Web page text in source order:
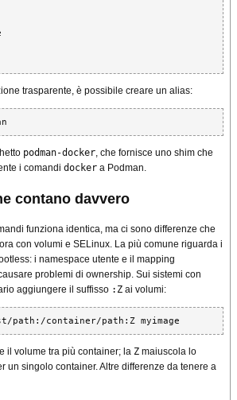
trasparente, è possibile creare un alias:
podman-docker, che fornisce uno shim che
i comandi docker a Podman.
contano davvero
funziona identica, ma ci sono differenze che
con volumi e SELinux. La più comune riguarda i
i namespace utente e il mapping
problemi di ownership. Sui sistemi con
aggiungere il suffisso :Z ai volumi:
path:/container/path:Z myimage
il volume tra più container; la Z maiuscola lo
un singolo container. Altre differenze da tenere a